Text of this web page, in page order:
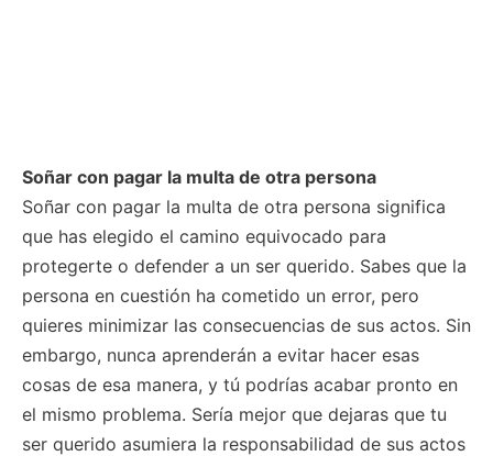
Soñar con pagar la multa de otra persona
Soñar con pagar la multa de otra persona significa
que has elegido el camino equivocado para
protegerte o defender a un ser querido. Sabes que la
persona en cuestión ha cometido un error, pero
quieres minimizar las consecuencias de sus actos. Sin
embargo, nunca aprenderán a evitar hacer esas
cosas de esa manera, y tú podrías acabar pronto en
el mismo problema. Sería mejor que dejaras que tu
ser querido asumiera la responsabilidad de sus actos